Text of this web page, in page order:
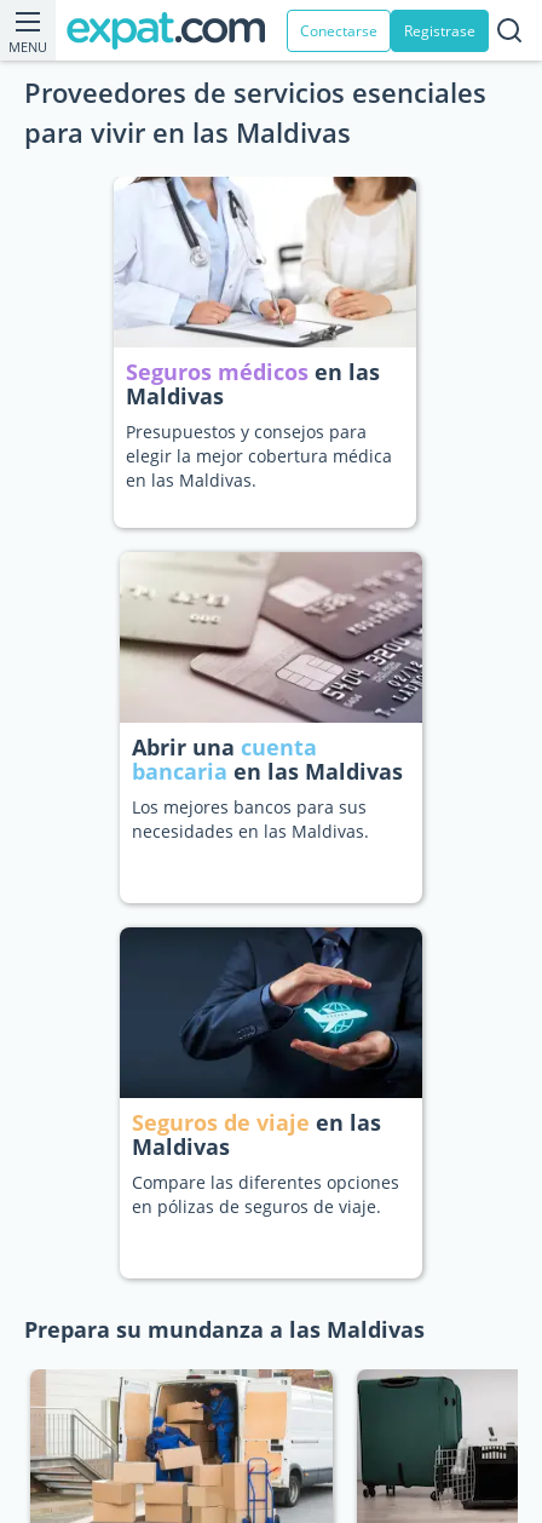
MENU
Conectarse Registrase
Proveedores de servicios esenciales
para vivir en las Maldivas
Seguros médicos en las
Maldivas
Presupuestos y consejos para
elegir la mejor cobertura médica
en las Maldivas.
Abrir una cuenta
bancaria en las Maldivas
Los mejores bancos para sus
necesidades en las Maldivas.
Seguros de viaje en las
Maldivas
Compare las diferentes opciones
en pólizas de seguros de viaje.
Prepara su mundanza a las Maldivas